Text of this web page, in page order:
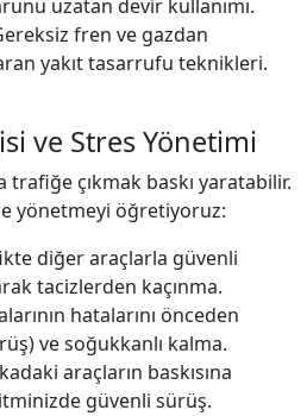
uzatan devir kullanımı.
fren ve gazdan
yakıt tasarrufu teknikleri.
ve Stres Yönetimi
çıkmak baskı yaratabilir.
yönetmeyi öğretiyoruz:
diğer araçlarla güvenli
tacizlerden kaçınma.
hatalarını önceden
ve soğukkanlı kalma.
araçların baskısına
güvenli sürüş.